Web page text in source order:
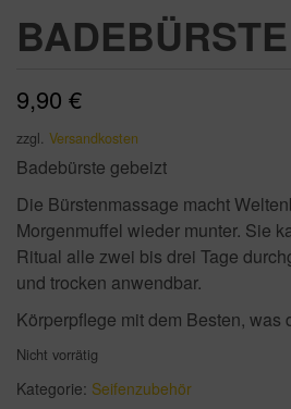
9,90 €
zzgl. Versandkosten
Badebürste gebeizt
Die Bürstenmassage macht
Morgenmuffel wieder munter. Sie
Ritual alle zwei bis drei Tage
und trocken anwendbar.
Körperpflege mit dem Besten, was
Nicht vorrätig
Kategorie: Seifenzubehör